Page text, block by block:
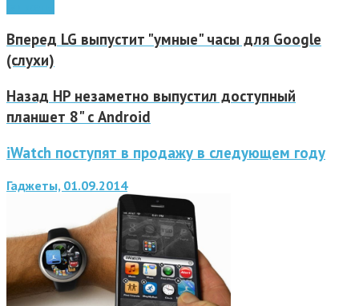
Вперед LG выпустит "умные" часы для Google
(слухи)
Назад HP незаметно выпустил доступный
планшет 8" с Android
iWatch поступят в продажу в следующем году
Гаджеты, 01.09.2014